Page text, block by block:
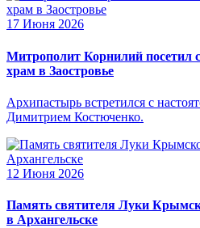
17 Июня 2026
Митрополит Корнилий посетил
храм в Заостровье
Архипастырь встретился с
Димитрием Костюченко.
12 Июня 2026
Память святителя Луки
в Архангельске